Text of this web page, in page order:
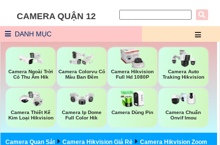
CAMERA QUẬN 12
DANH MỤC
Camera Ngoài Trời
Có Thu Âm Hik
Camera Colorvu Có
Màu Ban Đêm
Camera Hikvision
Full Hd 1080P
Camera Auto
Traking Hikvision
Camera Thiết Kế
Kim Loại Hikvision
Camera Ip Dome
Full Color Hik
Camera Dùng Pin
Camera Chuẩn
Onvif Imou
Camera Quan Sát Camera Hikvision Giá Rẻ Camera Hikvision Zoom